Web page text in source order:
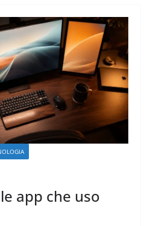
app che uso